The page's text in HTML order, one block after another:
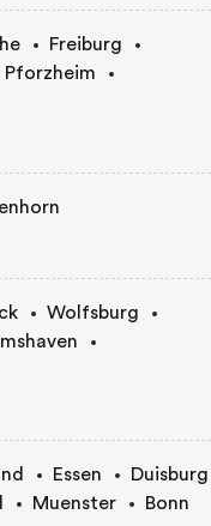
Freiburg
Pforzheim
Wolfsburg
Essen
Duisburg
Muenster Bonn